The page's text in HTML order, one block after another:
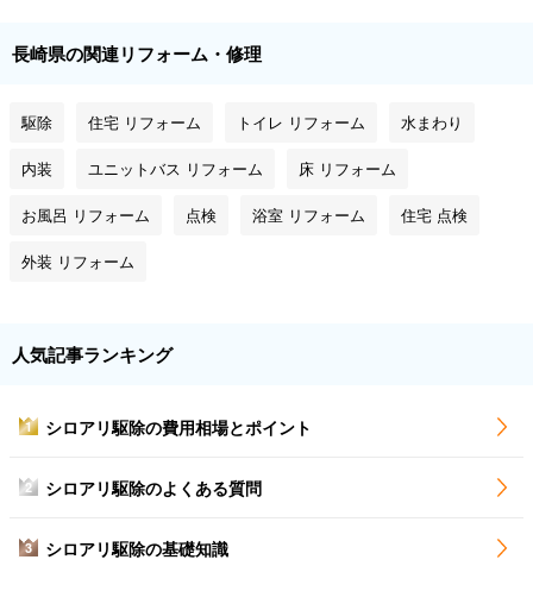
長崎県の関連リフォーム・修理
駆除 住宅 リフォーム トイレ リフォーム 水まわり
内装 ユニットバス リフォーム 床 リフォーム
お風呂 リフォーム 点検 浴室 リフォーム 住宅 点検
外装 リフォーム
人気記事ランキング
1 シロアリ駆除の費用相場とポイント
2 シロアリ駆除のよくある質問
3 シロアリ駆除の基礎知識